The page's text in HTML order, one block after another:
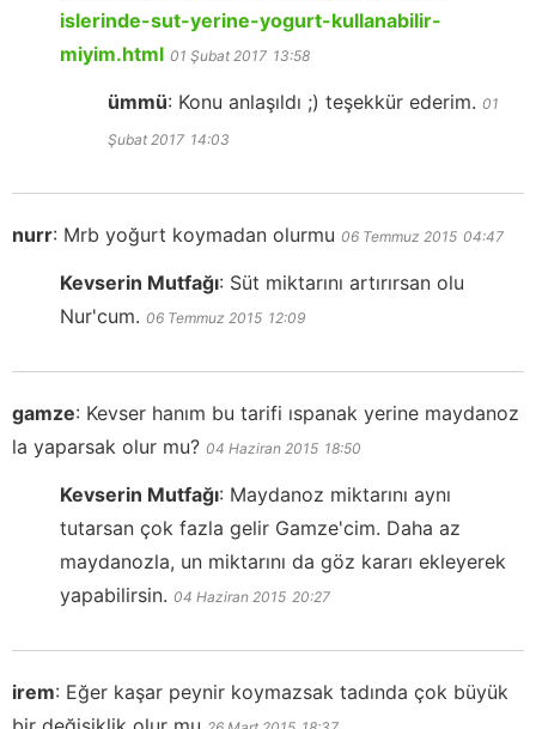
islerinde-sut-yerine-yogurt-kullanabilir-
miyim.html 01 Şubat 2017 13:58
ümmü: Konu anlaşıldı ;) teşekkür ederim. 01
Şubat 2017 14:03
nurr: Mrb yoğurt koymadan olurmu 06 Temmuz 2015 04:47
Kevserin Mutfağı: Süt miktarını artırırsan olu
Nur'cum. 06 Temmuz 2015 12:09
gamze: Kevser hanım bu tarifi ıspanak yerine maydanoz
la yaparsak olur mu? 04 Haziran 2015 18:50
Kevserin Mutfağı: Maydanoz miktarını aynı
tutarsan çok fazla gelir Gamze'cim. Daha az
maydanozla, un miktarını da göz kararı ekleyerek
yapabilirsin. 04 Haziran 2015 20:27
irem: Eğer kaşar peynir koymazsak tadında çok büyük